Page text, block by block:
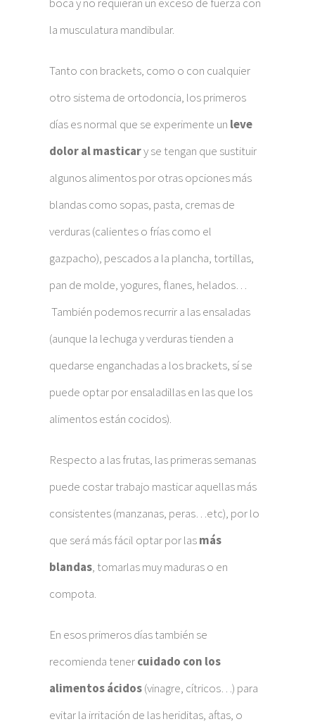
la musculatura mandibular.
Tanto con brackets, como o con cualquier
otro sistema de ortodoncia, los primeros
días es normal que se experimente un leve
dolor al masticary se tengan que sustituir
algunos alimentos por otras opciones más
blandas como sopas, pasta, cremas de
verduras (calientes o frías como el
gazpacho), pescados a la plancha, tortillas,
pan de molde, yogures, flanes, helados…
También podemos recurrir a las ensaladas
(aunque la lechuga y verduras tienden a
quedarse enganchadas a los brackets, sí se
puede optar por ensaladillas en las que los
alimentos están cocidos).
Respecto a las frutas, las primeras semanas
puede costar trabajo masticar aquellas más
consistentes (manzanas, peras…etc), por lo
que será más fácil optar por lasmás
blandas, tomarlas muy maduras o en
compota.
En esos primeros días también se
recomienda tenercuidado con los
alimentos ácidos(vinagre, cítricos…) para
evitar la irritación de las heriditas, aftas, o